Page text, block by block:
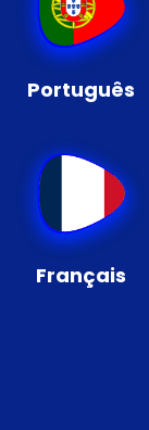
Português
Français